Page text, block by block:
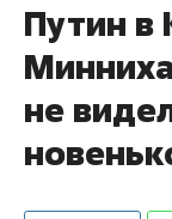
Путин в
не